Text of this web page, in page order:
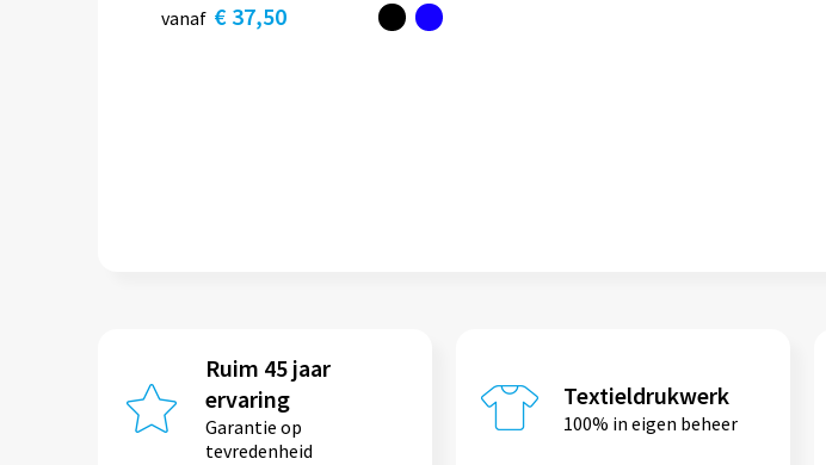
vanaf € 37,50
Ruim 45 jaar
ervaring
Garantie op
tevredenheid
Textieldrukwerk
100% in eigen beheer